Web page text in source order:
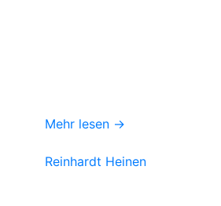
Mehr lesen →
Reinhardt Heinen